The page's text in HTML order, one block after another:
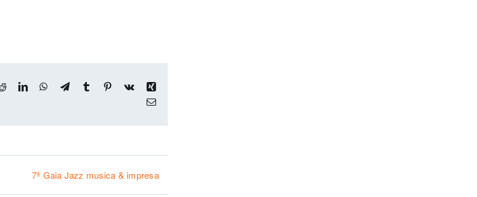
RedditLinkedInWhatsApp
TelegramTumblr Pinterest
Vk
Xing
Email
7ª Gaia Jazz musica & impresa